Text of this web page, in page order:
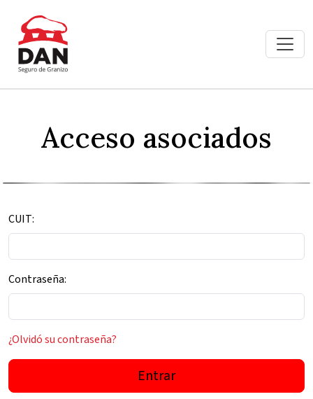
Acceso asociados
CUIT:
Contraseña:
¿Olvidó su contraseña?
Entrar